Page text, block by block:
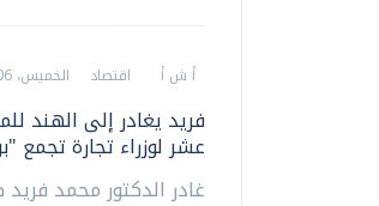
أ ش أ اقتصاد الخميس، 06 اغسطس 2026 06:13 م
فريد يغادر إلى الهند
عشر لوزراء تجارة تجمع
غادر الدكتور محمد فريد